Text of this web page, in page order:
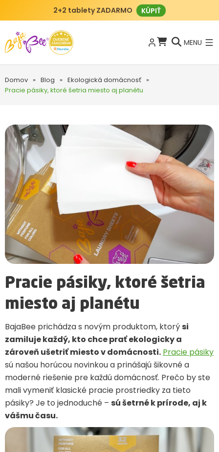
2+2 tablety ZADARMO KÚPIŤ
MENU
Domov » Blog » Ekologická domácnosť »
Pracie pásiky, ktoré šetria miesto aj planétu
Pracie pásiky, ktoré šetria
miesto aj planétu
BajaBee prichádza s novým produktom, ktorý si
zamiluje každý, kto chce prať ekologicky a
zároveň ušetriť miesto v domácnosti. Pracie pásiky
sú našou horúcou novinkou a prinášajú šikovné a
moderné riešenie pre každú domácnosť. Prečo by ste
mali vymeniť klasické pracie prostriedky za tieto
pásiky? Je to jednoduché – sú šetrné k prírode, aj k
vášmu času.